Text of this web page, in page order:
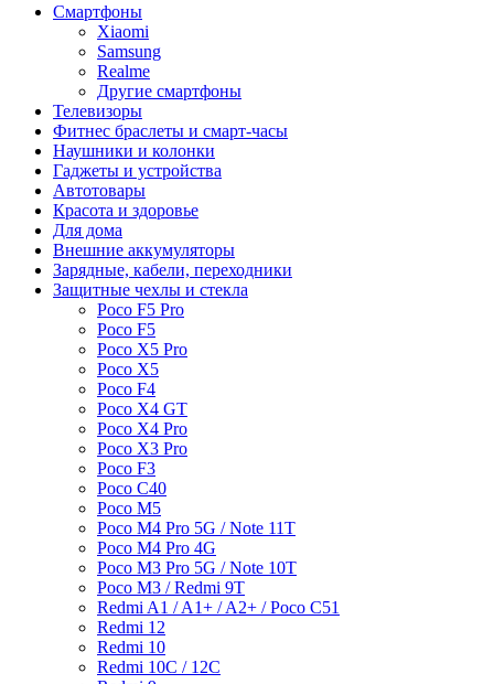
Смартфоны
Xiaomi
Samsung
Realme
Другие смартфоны
Телевизоры
Фитнес браслеты и смарт-часы
Наушники и колонки
Гаджеты и устройства
Автотовары
Красота и здоровье
Для дома
Внешние аккумуляторы
Зарядные, кабели, переходники
Защитные чехлы и стекла
Poco F5 Pro
Poco F5
Poco X5 Pro
Poco X5
Poco F4
Poco X4 GT
Poco X4 Pro
Poco X3 Pro
Poco F3
Poco C40
Poco M5
Poco M4 Pro 5G / Note 11T
Poco M4 Pro 4G
Poco M3 Pro 5G / Note 10T
Poco M3 / Redmi 9T
Redmi A1 / A1+ / A2+ / Poco C51
Redmi 12
Redmi 10
Redmi 10C / 12C